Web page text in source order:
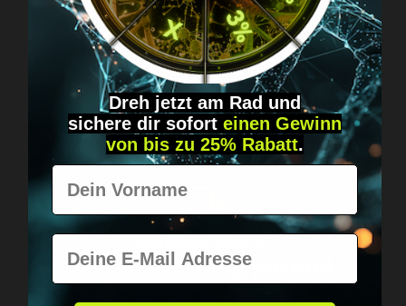
Got questions? Just message us!
Discreet, direct &
personal.
Fast & neutrally packed.
Dreh jetzt am Rad und
sichere dir sofort einen Gewinn
von bis zu 25% Rabatt.
Vorname
E-Mail